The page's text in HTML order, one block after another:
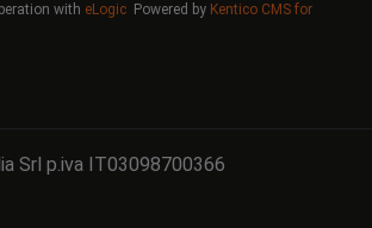
with eLogic Powered by Kentico CMS for
Srl p.iva IT03098700366